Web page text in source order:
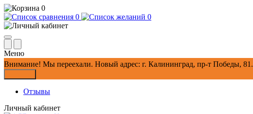
0
0
0
Меню
Внимание! Мы переехали. Новый адрес: г. Калининград, пр-т Победы, 81.
Отзывы
Личный кабинет